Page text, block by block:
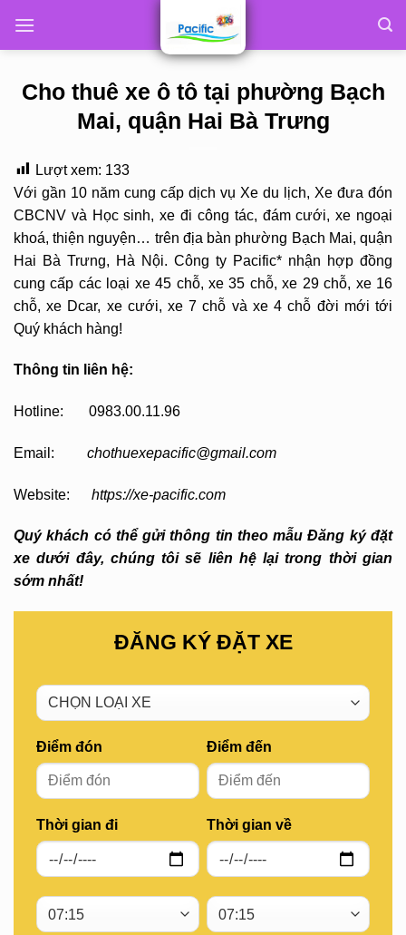
Cho thuê xe ô tô tại phường Bạch
Mai, quận Hai Bà Trưng
Lượt xem: 133
Với gần 10 năm cung cấp dịch vụ Xe du lịch, Xe đưa đón
CBCNV và Học sinh, xe đi công tác, đám cưới, xe ngoại
khoá, thiện nguyện… trên địa bàn phường Bạch Mai, quận
Hai Bà Trưng, Hà Nội. Công ty Pacific* nhận hợp đồng
cung cấp các loại xe 45 chỗ, xe 35 chỗ, xe 29 chỗ, xe 16
chỗ, xe Dcar, xe cưới, xe 7 chỗ và xe 4 chỗ đời mới tới
Quý khách hàng!
Thông tin liên hệ:
Hotline: 0983.00.11.96
Email: chothuexepacific@gmail.com
Website: https://xe-pacific.com
Quý khách có thể gửi thông tin theo mẫu Đăng ký đặt
xe dưới đây, chúng tôi sẽ liên hệ lại trong thời gian
sớm nhất!
ĐĂNG KÝ ĐẶT XE
Điểm đón
Thời gian đi
Điểm đến
Thời gian về